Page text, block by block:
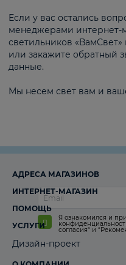
Если у вас остались
менеджерами интернет-
светильников «ВамСвет»
или закажите обратный
данные.
Мы несем свет вам и
Я ознакомился и
согласия“ и
АДРЕСА МАГАЗИНОВ
ИНТЕРНЕТ-МАГАЗИН
ПОМОЩЬ
УСЛУГИ
Дизайн-проект